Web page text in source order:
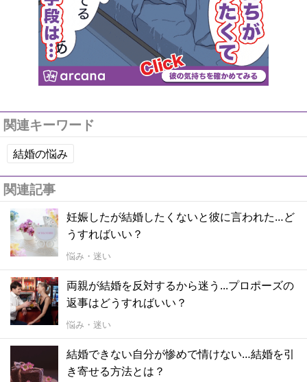
関連キーワード
結婚の悩み
関連記事
妊娠したが結婚したくないと彼に言われた…ど
うすればいい？
悩み・迷い
両親が結婚を反対するから迷う...プロポーズの
返事はどうすればいい？
悩み・迷い
結婚できない自分が惨めで情けない…結婚を引
き寄せる方法とは？